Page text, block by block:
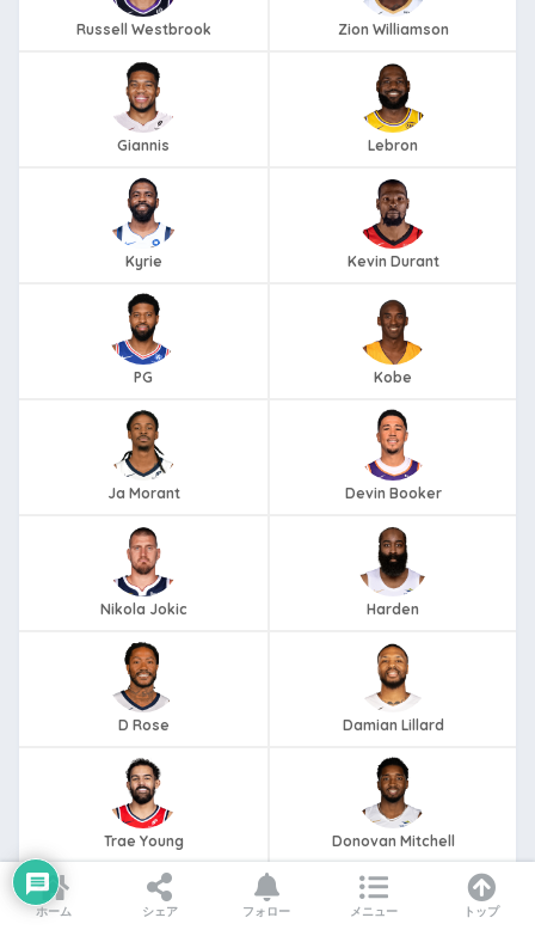
Russell Westbrook Zion Williamson
Giannis Lebron
Kyrie Kevin Durant
PG Kobe
Ja Morant Devin Booker
Nikola Jokic Harden
D Rose Damian Lillard
Trae Young Donovan Mitchell
ホーム シェア フォロー メニュー トップ